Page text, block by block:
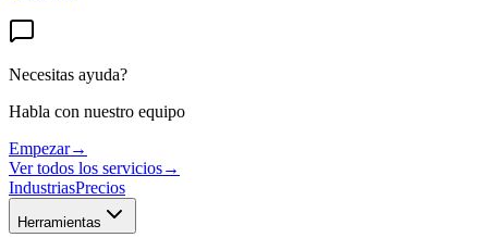
Necesitas ayuda?
Habla con nuestro equipo
Empezar→
Ver todos los servicios→
IndustriasPrecios
Herramientas